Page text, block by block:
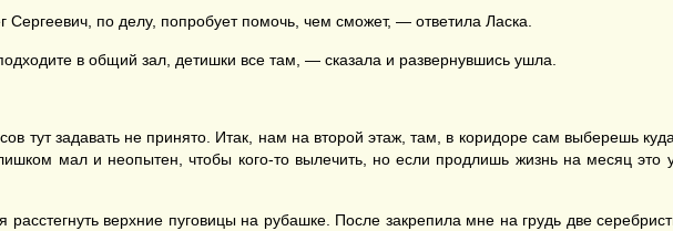
по делу, попробует помочь, чем сможет, — ответила Ласка.
в общий зал, детишки все там, — сказала и развернувшись ушла.
тут задавать не принято. Итак, нам на второй этаж, там, в коридоре сам выберешь куда
мал и неопытен, чтобы кого-то вылечить, но если продлишь жизнь на месяц
верхние пуговицы на рубашке. После закрепила мне на грудь две